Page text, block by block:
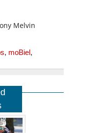
Melvin
, moBiel,